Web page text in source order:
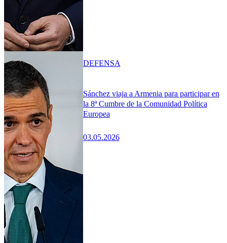
Sánchez viaja a Armenia para participar en
la 8ª Cumbre de la Comunidad Política
Europea
03.05.2026
DEFENSA